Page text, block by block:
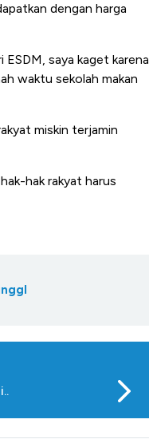
dengan harga
saya kaget karena
waktu sekolah makan
miskin terjamin
hak rakyat harus
Bisnis Furniture &